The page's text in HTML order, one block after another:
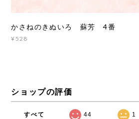
かさねのきぬいろ 蘇芳 4番
¥528
ショップの評価
すべて 44 1